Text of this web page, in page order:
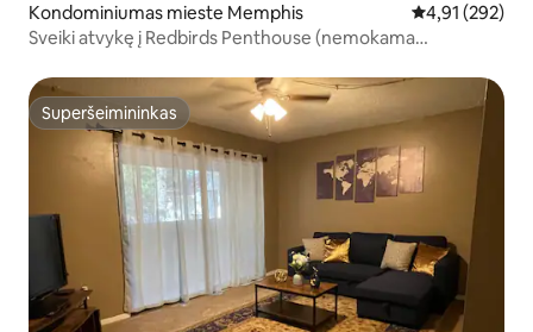
Kondominiumas mieste Memphis Vidutinis
4,91 (292)
Sveiki atvykę į Redbirds Penthouse (nemokama
Superšeimininkas
Superšeimininkas